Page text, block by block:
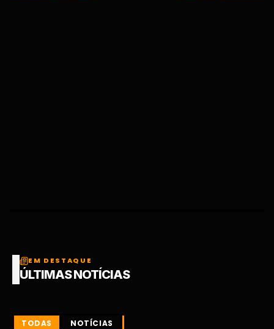
EM DESTAQUE
ÚLTIMAS NOTÍCIAS
TODAS NOTÍCIAS